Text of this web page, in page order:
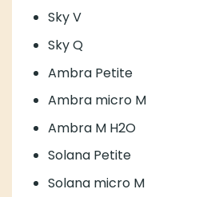
Sky V
Sky Q
Ambra Petite
Ambra micro M
Ambra M H2O
Solana Petite
Solana micro M